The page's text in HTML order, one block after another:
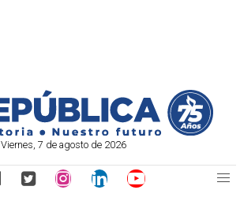
Viernes, 7 de agosto de 2026